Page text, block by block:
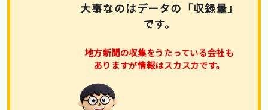
大事なのはデータの「収録量」
です。
地方新聞の収集をうたっている会社も
ありますが情報はスカスカです。